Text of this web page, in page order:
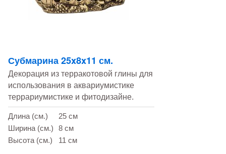
Субмарина 25x8x11 см.
Декорация из терракотовой глины для
использования в аквариумистике
террариумистике и фитодизайне.
Длина (см.)
25 см
Ширина (см.)
8 см
Высота (см.)
11 см